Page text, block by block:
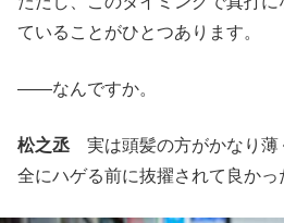
ていることがひとつあります。
――なんですか。
松之丞実は頭髪の方がかなり薄
全にハゲる前に抜擢されて良かっ